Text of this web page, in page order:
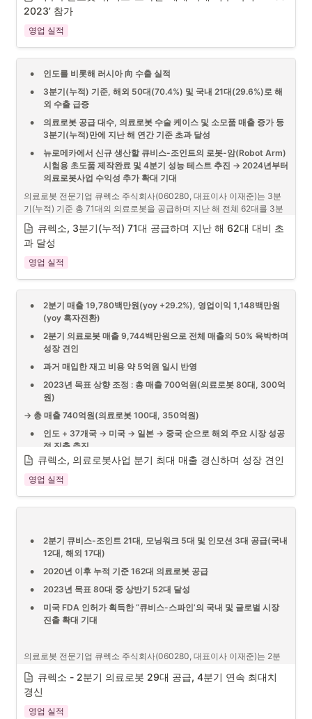
2023’ 참가
영업 실적
• 인도를 비롯해 러시아 向 수출 실적
•
3분기(누적) 기준, 해외 50대(70.4%) 및 국내 21대(29.6%)로 해
외 수출 급증
•
의료로봇 공급 대수, 의료로봇 수술 케이스 및 소모품 매출 증가 등
3분기(누적)만에 지난 해 연간 기준 초과 달성
•
뉴로메카에서 신규 생산할 큐비스-조인트의 로봇-암(Robot Arm)
시험용 초도품 제작완료 및 4분기 성능 테스트 추진 → 2024년부터
의료로봇사업 수익성 추가 확대 기대
의료로봇 전문기업 큐렉소 주식회사(060280, 대표이사 이재준)는 3분
기(누적) 기준 총 71대의 의료로봇을 공급하며 지난 해 전체 62대를 3분
기만에 초과달성 하였다고 12일 밝혔다.
3분기(누적) 71대는 인공관절 수술로봇 ‘큐비스-조인트’ 59대, 척추수술
‘인모션’ 3대이다.
큐렉소, 3분기(누적) 71대 공급하며 지난 해 62대 대비 초
과 달성
영업 실적
•
2분기 매출 19,780백만원(yoy +29.2%), 영업이익 1,148백만원
(yoy 흑자전환)
•
2분기 의료로봇 매출 9,744백만원으로 전체 매출의 50% 육박하며
성장 견인
• 과거 매입한 재고 비용 약 5억원 일시 반영
•
2023년 목표 상향 조정 : 총 매출 700억원(의료로봇 80대, 300억
원)
→ 총 매출 740억원(의료로봇 100대, 350억원)
•
인도 + 37개국 → 미국 → 일본 → 중국 순으로 해외 주요 시장 성공
적 진출 추진
의료로봇 전문기업 큐렉소 주식회사(060280, 대표이사 이재준)는 2분
기 매출 19,780백만원, 영업이익 1,148백만원 및 당기순이익 1,502백만
원을 각각 기록하였다고 4일 밝혔다.
2022년 1분기 이후 5분기 연속 매출 성장을 시현하고 있으며 특히, 의료
로봇사업의 매출이 전체 매출 중 50%에 육박하며 성장을 견인하였다.
또한, 올해 상반기 매출은 39,303백만원, 영업이익 2,309백만원 및 당
기순이익 3,366백만원을 각각 기록하며 전년동기 대비 큰 폭의 실적 개
선과 흑자전환을 이루었다.
• 자료 : 큐렉소
큐렉소, 의료로봇사업 분기 최대 매출 경신하며 성장 견인
영업 실적
•
2분기 큐비스-조인트 21대, 모닝워크 5대 및 인모션 3대 공급(국내
12대, 해외 17대)
• 2020년 이후 누적 기준 162대 의료로봇 공급
• 2023년 목표 80대 중 상반기 52대 달성
•
미국 FDA 인허가 획득한 “큐비스-스파인’의 국내 및 글로벌 시장
진출 확대 기대
의료로봇 전문기업 큐렉소 주식회사(060280, 대표이사 이재준)는 2분
수를 경신하였다고 6일 밝혔다.
2분기 29대 중 인공관절 수술로봇 ‘큐비스-조인트’ 21대, 보행재활로봇
‘모닝워크’ 5대 및 상지재활로봇 ‘인모션’ 3대이며 올 상반기 합계 총 52대
큐렉소 - 2분기 의료로봇 29대 공급, 4분기 연속 최대치
경신
영업 실적